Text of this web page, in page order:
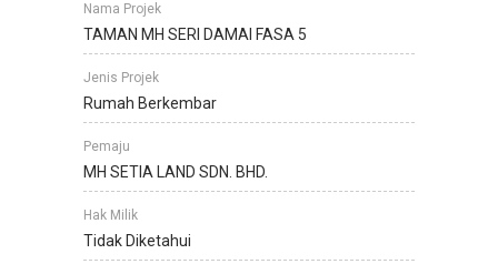
Nama Projek
TAMAN MH SERI DAMAI FASA 5
Jenis Projek
Rumah Berkembar
Pemaju
MH SETIA LAND SDN. BHD.
Hak Milik
Tidak Diketahui